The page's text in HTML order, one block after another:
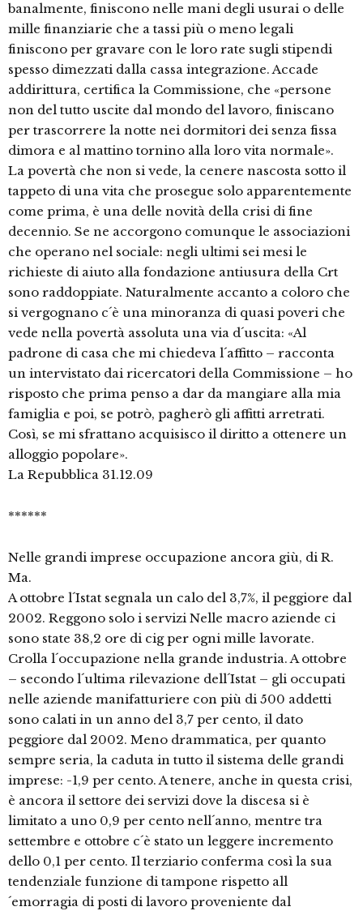
banalmente, finiscono nelle mani degli usurai o delle
mille finanziarie che a tassi più o meno legali
finiscono per gravare con le loro rate sugli stipendi
spesso dimezzati dalla cassa integrazione. Accade
addirittura, certifica la Commissione, che «persone
non del tutto uscite dal mondo del lavoro, finiscano
per trascorrere la notte nei dormitori dei senza fissa
dimora e al mattino tornino alla loro vita normale».
La povertà che non si vede, la cenere nascosta sotto il
tappeto di una vita che prosegue solo apparentemente
come prima, è una delle novità della crisi di fine
decennio. Se ne accorgono comunque le associazioni
che operano nel sociale: negli ultimi sei mesi le
richieste di aiuto alla fondazione antiusura della Crt
sono raddoppiate. Naturalmente accanto a coloro che
si vergognano c´è una minoranza di quasi poveri che
vede nella povertà assoluta una via d´uscita: «Al
padrone di casa che mi chiedeva l´affitto – racconta
un intervistato dai ricercatori della Commissione – ho
risposto che prima penso a dar da mangiare alla mia
famiglia e poi, se potrò, pagherò gli affitti arretrati.
Così, se mi sfrattano acquisisco il diritto a ottenere un
alloggio popolare».
La Repubblica 31.12.09
******
Nelle grandi imprese occupazione ancora giù, di R.
Ma.
A ottobre l´Istat segnala un calo del 3,7%, il peggiore dal
2002. Reggono solo i servizi Nelle macro aziende ci
sono state 38,2 ore di cig per ogni mille lavorate.
Crolla l´occupazione nella grande industria. A ottobre
– secondo l´ultima rilevazione dell´Istat – gli occupati
nelle aziende manifatturiere con più di 500 addetti
sono calati in un anno del 3,7 per cento, il dato
peggiore dal 2002. Meno drammatica, per quanto
sempre seria, la caduta in tutto il sistema delle grandi
imprese: -1,9 per cento. A tenere, anche in questa crisi,
è ancora il settore dei servizi dove la discesa si è
limitato a uno 0,9 per cento nell´anno, mentre tra
settembre e ottobre c´è stato un leggere incremento
dello 0,1 per cento. Il terziario conferma così la sua
tendenziale funzione di tampone rispetto all
´emorragia di posti di lavoro proveniente dal